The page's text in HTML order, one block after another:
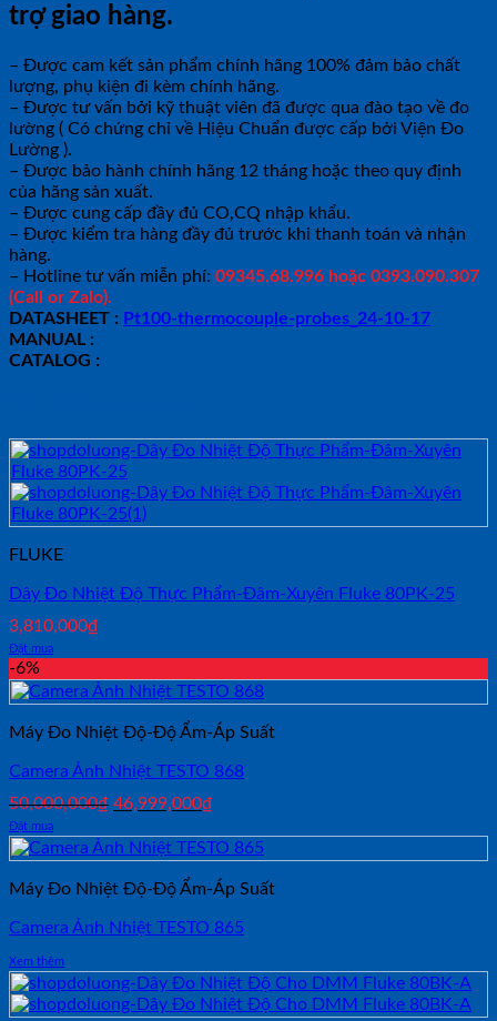
trợ giao hàng.
– Được cam kết sản phẩm chính hãng 100% đảm bảo chất
lượng, phụ kiện đi kèm chính hãng.
– Được tư vấn bởi kỹ thuật viên đã được qua đào tạo về đo
lường ( Có chứng chỉ về Hiệu Chuẩn được cấp bởi Viện Đo
Lường ).
– Được bảo hành chính hãng 12 tháng hoặc theo quy định
của hãng sản xuất.
– Được cung cấp đầy đủ CO,CQ nhập khẩu.
– Được kiểm tra hàng đầy đủ trước khi thanh toán và nhận
hàng.
– Hotline tư vấn miễn phí: 09345.68.996 hoặc 0393.090.307
(Call or Zalo).
DATASHEET : Pt100-thermocouple-probes_24-10-17
MANUAL :
CATALOG :
FLUKE
Dây Đo Nhiệt Độ Thực Phẩm-Đâm-Xuyên Fluke 80PK-25
3,810,000₫
Đặt mua
-6%
Máy Đo Nhiệt Độ-Độ Ẩm-Áp Suất
Camera Ảnh Nhiệt TESTO 868
50,000,000₫ Giá
là:
50,000,000₫.
46,999,000₫
tại
là:
46,999,000₫.
Đặt mua
Máy Đo Nhiệt Độ-Độ Ẩm-Áp Suất
Camera Ảnh Nhiệt TESTO 865
Xem thêm